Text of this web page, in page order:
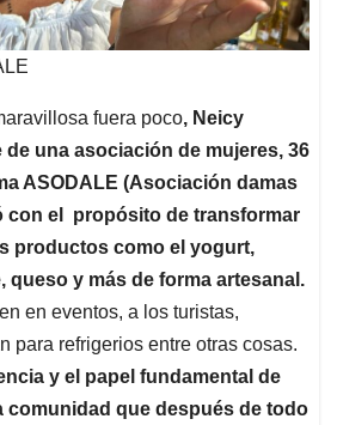
fuera poco, Neicy
de una asociación de mujeres, 36
ASODALE (Asociación damas
con el propósito de transformar
productos como el yogurt,
queso y más de forma artesanal.
en eventos, a los turistas,
para refrigerios entre otras cosas.
y el papel fundamental de
comunidad que después de todo